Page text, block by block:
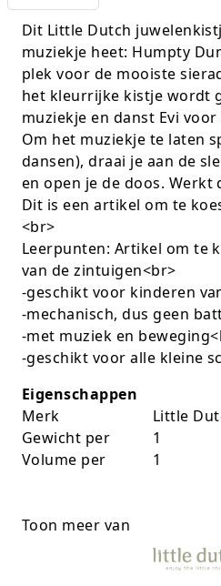
Dit Little Dutch
muziekje heet: Humpty
plek voor de mooiste
het kleurrijke kistje wordt
muziekje en danst Evi
Om het muziekje te laten
dansen), draai je aan de
en open je de doos.
Dit is een artikel om te
<br>
Leerpunten: Artikel om te
van de zintuigen<br>
-geschikt voor kinderen
-mechanisch, dus geen
-met muziek en
-geschikt voor alle kleine
Eigenschappen
Merk
Little
Gewicht per
1
Volume per
1
Toon meer van
K-pop Star
Little Dutch
Lumpin
Magnetic Construction Sets
Muziek
Opruiming
Peppa Pig
Pluche
Poppen
Roleplay
Rugtassen
Slime & Putty
Perforators
Plakband
Post-It
Puntenslijpers
Rainbow
Rekenmachines
Scharen en messen
Schrijfwaren
Stempels en toebeh.
Tesa power